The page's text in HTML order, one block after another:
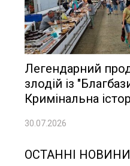
Легендарний
злодій із
Кримінальна
30.07.2026
ОСТАННІ НОВИНИ